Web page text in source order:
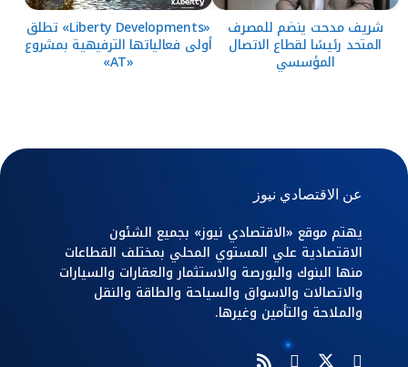
شريف مدحت ينضم للمصرف
المتحد رئيسًا لقطاع الاتصال
المؤسسي
«Liberty Developments» تطلق
أولى فعالياتها الترفيهية بمشروع
«AT»
عن الاقتصادي نيوز
يهتم موقع «الاقتصادي نيوز» بجميع الشئون
الاقتصادية علي المستوي المحلي بمختلف القطاعات
منها البنوك والبورصة والاستثمار والعقارات والسيارات
والاتصالات والاسواق والسياحة والطاقة والنقل
والملاحة والتأمين وغيرها.